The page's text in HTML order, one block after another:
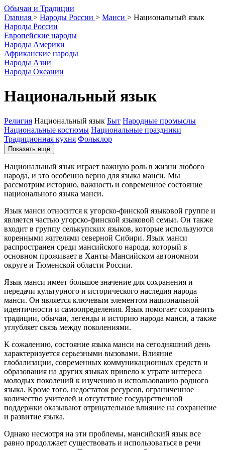
Обычаи и Традиции
Главная > Народы России > Манси > Национальный язык
Народы России
Европейские народы
Народы Америки
Африканские народы
Народы Азии
Народы Океании
Национальный язык
Религия Национальный язык Быт Народные промыслы
Национальные костюмы Национальные праздники
Традиционная кухня Фольклор
Показать ещё
Национальный язык играет важную роль в жизни любого
народа, и это особенно верно для языка манси. Мы
рассмотрим историю, важность и современное состояние
национального языка манси.
Язык манси относится к угорско-финской языковой группе и
является частью угорско-финской языковой семьи. Он также
входит в группу селькупских языков, которые используются
коренными жителями северной Сибири. Язык манси
распространен среди мансийского народа, который в
основном проживает в Ханты-Мансийском автономном
округе и Тюменской области России.
Язык манси имеет большое значение для сохранения и
передачи культурного и исторического наследия народа
манси. Он является ключевым элементом национальной
идентичности и самоопределения. Язык помогает сохранить
традиции, обычаи, легенды и историю народа манси, а также
углубляет связь между поколениями.
К сожалению, состояние языка манси на сегодняшний день
характеризуется серьезными вызовами. Влияние
глобализации, современных коммуникационных средств и
образования на других языках привело к утрате интереса
молодых поколений к изучению и использованию родного
языка. Кроме того, недостаток ресурсов, ограниченное
количество учителей и отсутствие государственной
поддержки оказывают отрицательное влияние на сохранение
и развитие языка.
Однако несмотря на эти проблемы, мансийский язык все
равно продолжает существовать и использоваться в речи